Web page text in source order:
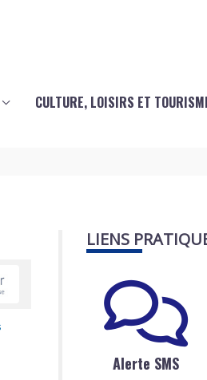
CULTURE, LOISIRS ET
LIENS
Alerte SMS